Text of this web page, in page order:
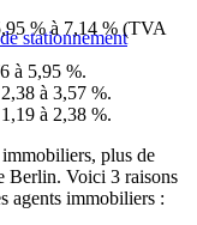
stationnement
% à 7,14 % (TVA
à 5,95 %.
à 3,57 %.
à 2,38 %.
plus de
Berlin. Voici 3 raisons
agents immobiliers :